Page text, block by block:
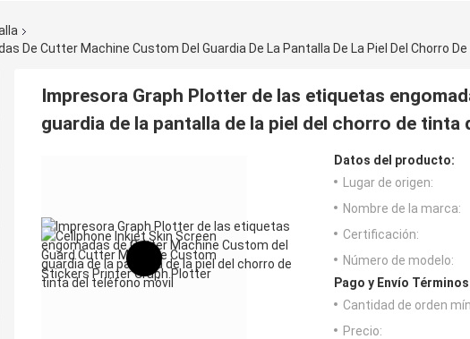
Impresora Graph Plotter de las etiquetas
guardia de la pantalla de la piel del chorro de
Datos del producto:
Lugar de origen:
Nombre de la marca:
Certificación:
Número de modelo:
Pago y Envío
Cantidad de orden
Precio: